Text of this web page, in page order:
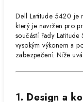
Dell Latitude 5420 je
který je navržen pro
součástí řady
vysokým výkonem a
zabezpečení. Níže
1. Design a